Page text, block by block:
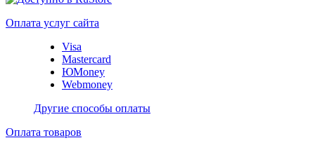
Оплата услуг сайта
Visa
Mastercard
ЮMoney
Webmoney
Другие способы оплаты
Оплата товаров